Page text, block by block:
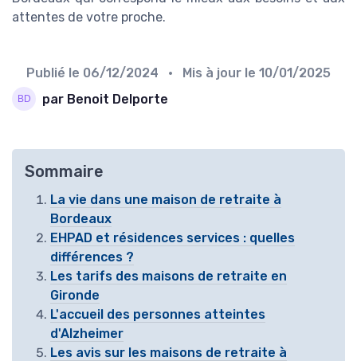
attentes de votre proche.
Publié le 06/12/2024 • Mis à jour le 10/01/2025
par Benoit Delporte
Sommaire
La vie dans une maison de retraite à
Bordeaux
EHPAD et résidences services : quelles
différences ?
Les tarifs des maisons de retraite en
Gironde
L'accueil des personnes atteintes
d'Alzheimer
Les avis sur les maisons de retraite à